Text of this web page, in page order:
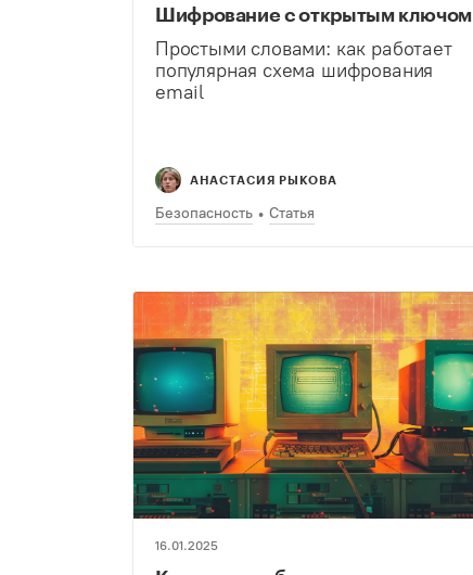
Шифрование с открытым ключом
Простыми словами: как работает
популярная схема шифрования
email
АНАСТАСИЯ РЫКОВА
Безопасность Статья
16.01.2025